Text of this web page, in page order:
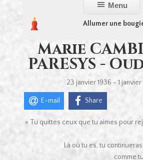
Menu
Allumer une
Marie
PARESYS -
23 janvier 1936 - 1 janvier
E-mail Share
« Tu quittes ceux que tu aimes pour
Là où tu es, tu
comme